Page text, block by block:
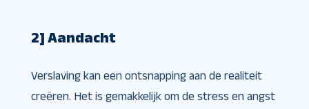
2] Aandacht
Verslaving kan een ontsnapping aan de realiteit
creëren. Het is gemakkelijk om de stress en angst